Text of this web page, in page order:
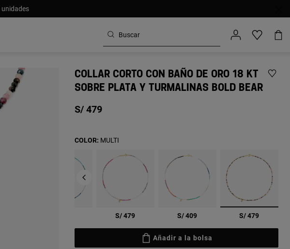
unidades
COLLAR CORTO CON BAÑO DE ORO 18 KT
SOBRE PLATA Y TURMALINAS BOLD BEAR
S/ 479
S/ 479 S/ 409 S/ 479
COLOR: MULTI
Añadir a la bolsa